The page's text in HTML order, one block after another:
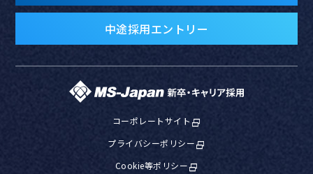
中途採用エントリー
コーポレートサイト
プライバシーポリシー
Cookie等ポリシー